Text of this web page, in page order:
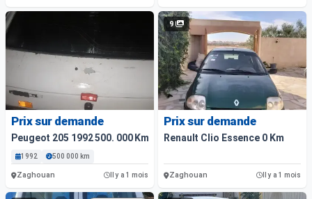
Prix sur demande
Peugeot 205 1992 500. 000 Km
1992 500 000 km
Zaghouan Il y a 1 mois
9
Prix sur demande
Renault Clio Essence 0 Km
Zaghouan Il y a 1 mois